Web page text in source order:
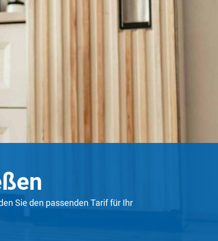
Sie den passenden Tarif für Ihr